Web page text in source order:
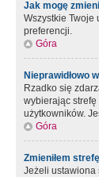
Jak mogę
Wszystkie Twoje
preferencji.
Góra
Nieprawidłowo
Rzadko się
wybierając
użytkowników.
Góra
Zmieniłem
Jeżeli ustawiona